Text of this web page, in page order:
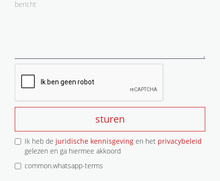
sturen
Ik heb de juridische kennisgeving en het privacybeleid
gelezen en ga hiermee akkoord
common.whatsapp-terms